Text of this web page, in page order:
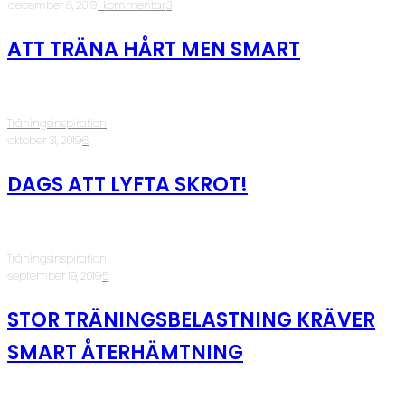
·december 6, 2019·1 kommentar·3
ATT TRÄNA HÅRT MEN SMART
Träningsinspiration
·oktober 31, 2019·6
DAGS ATT LYFTA SKROT!
Träningsinspiration
·september 19, 2019·5
STOR TRÄNINGSBELASTNING KRÄVER
SMART ÅTERHÄMTNING